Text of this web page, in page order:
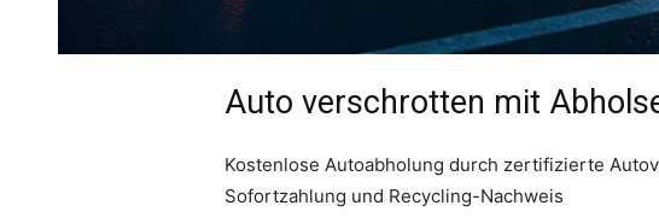
Auto verschrotten mit
Kostenlose Autoabholung durch zertifizierte
Sofortzahlung und Recycling-Nachweis